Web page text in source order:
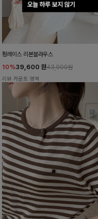
오늘 하루 보지 않기
펌레이스 리본블라우스
10%39,600 원43,900원
리뷰 카운트 영역